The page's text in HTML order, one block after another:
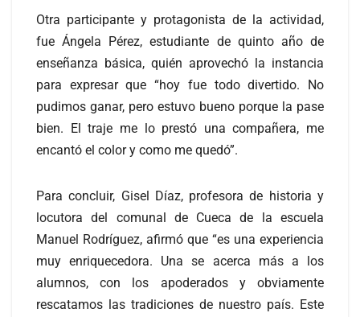
Otra participante y protagonista de la actividad,
fue Ángela Pérez, estudiante de quinto año de
enseñanza básica, quién aprovechó la instancia
para expresar que “hoy fue todo divertido. No
pudimos ganar, pero estuvo bueno porque la pase
bien. El traje me lo prestó una compañera, me
encantó el color y como me quedó”.
Para concluir, Gisel Díaz, profesora de historia y
locutora del comunal de Cueca de la escuela
Manuel Rodríguez, afirmó que “es una experiencia
muy enriquecedora. Una se acerca más a los
alumnos, con los apoderados y obviamente
rescatamos las tradiciones de nuestro país. Este